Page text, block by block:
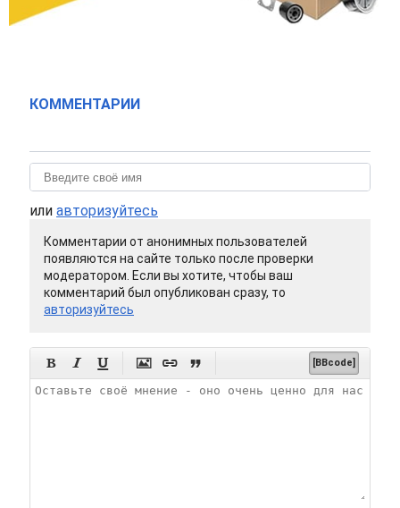
КОММЕНТАРИИ
или авторизуйтесь
Комментарии от анонимных пользователей
появляются на сайте только после проверки
модератором. Если вы хотите, чтобы ваш
комментарий был опубликован сразу, то
авторизуйтесь
      [BBcode]